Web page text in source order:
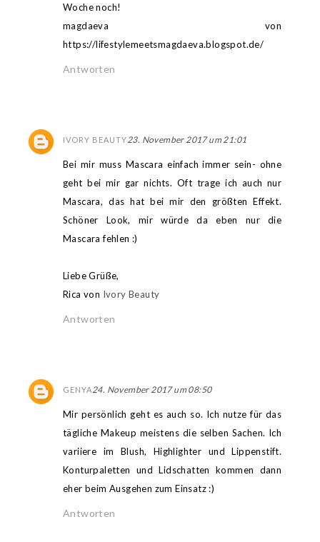
Woche noch!
magdaeva von
https://lifestylemeetsmagdaeva.blogspot.de/
Antworten
IVORY BEAUTY23. November 2017 um 21:01
Bei mir muss Mascara einfach immer sein- ohne
geht bei mir gar nichts. Oft trage ich auch nur
Mascara, das hat bei mir den größten Effekt.
Schöner Look, mir würde da eben nur die
Mascara fehlen :)
Liebe Grüße,
Rica von Ivory Beauty
Antworten
GENYA24. November 2017 um 08:50
Mir persönlich geht es auch so. Ich nutze für das
tägliche Makeup meistens die selben Sachen. Ich
variiere im Blush, Highlighter und Lippenstift.
Konturpaletten und Lidschatten kommen dann
eher beim Ausgehen zum Einsatz :)
Antworten